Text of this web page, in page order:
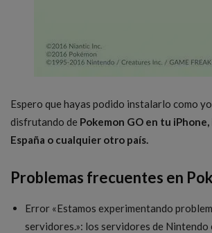
Espero que hayas podido instalarlo como
disfrutando de Pokemon GO en tu iPhone,
España o cualquier otro país.
Problemas frecuentes en
Error «Estamos experimentando
servidores.»: los servidores de Nintendo